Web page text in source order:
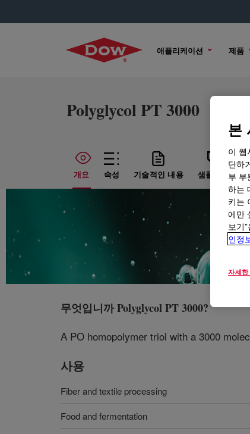
애플리케이션 제품
Polyglycol PT 3000
개요 속성 기술적인 내용 샘플 옵션
무엇입니까Polyglycol PT 3000?
A PO homopolymer triol with a 3000
사용
Fiber and textile processing
Food and fermentation
본
이 웹
단하
부 부
하는
키는
에만
보기
인정
자세